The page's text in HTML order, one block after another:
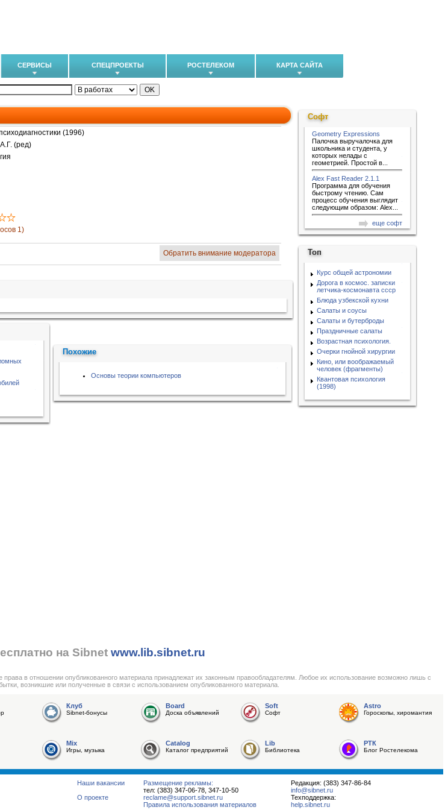
СЕРВИСЫ СПЕЦПРОЕКТЫ РОСТЕЛЕКОМ КАРТА САЙТА
(1996)
(ред)
1)
Обратить внимание модератора
Похожие
Основы теории компьютеров
Софт
Geometry Expressions
Палочка выручалочка для
школьника и студента, у
которых нелады с
геометрией. Простой в...
Alex Fast Reader 2.1.1
Программа для обучения
быстрому чтению. Сам
процесс обучения выглядит
следующим образом: Alex...
еще софт
Топ
Курс общей астрономии
Дорога в космос. записки
летчика-космонавта ссср
Блюда узбекской кухни
Салаты и соусы
Салаты и бутерброды
Праздничные салаты
Возрастная психология.
Очерки гнойной хирургии
Кино, или воображаемый
человек (фрагменты)
Квантовая психология
(1998)
на Sibnet www.lib.sibnet.ru
в отношении опубликованного материала принадлежат их законным правообладателям. Любое их использование возможно лишь с
возникшие или полученные в связи с использованием опубликованного материала.
Клуб
Sibnet-бонусы
Board
Доска объявлений
Soft
Софт
Astro
Гороскопы, хиромантия
Mix
Игры, музыка
Catalog
Каталог предприятий
Lib
Библиотека
РТК
Блог Ростелекома
Редакция: (383) 347-86-84
info@sibnet.ru
Техподдержка:
help.sibnet.ru
Размещение рекламы:
тел: (383) 347-06-78, 347-10-50
reclame@support.sibnet.ru
Правила использования материалов
Наши вакансии
О проекте